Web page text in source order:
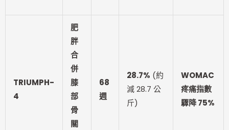
TRIUMPH-
4
肥
胖
合
併
膝
部
骨
關
68
週
28.7% (約
減 28.7 公
斤)
WOMAC
疼痛指數
驟降 75%